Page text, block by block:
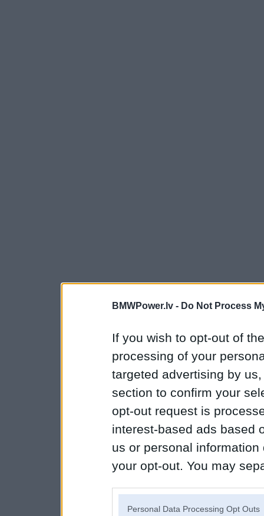
BMWPower.lv - Do Not Process
If you wish to opt-out of
processing of your
targeted advertising by
section to confirm your
opt-out request is
interest-based ads based
us or personal
your opt-out. You may
Personal Data Processing Opt Outs